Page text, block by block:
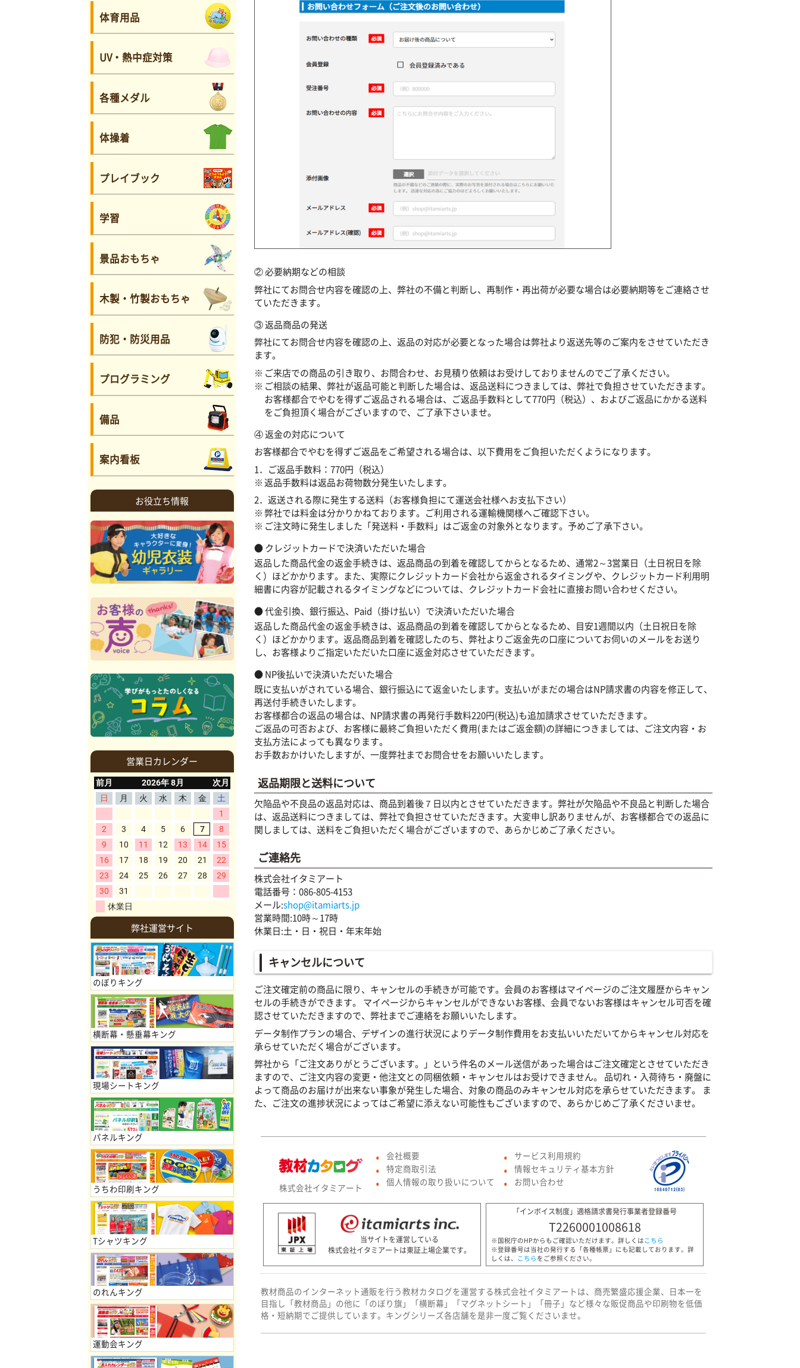
体育用品
UV・熱中症対策
各種メダル
体操着
プレイブック
学習
景品おもちゃ
木製・竹製おもちゃ
防犯・防災用品
プログラミング
備品
案内看板
お役立ち情報
営業日カレンダー
弊社運営サイト
のぼりキング
横断幕・懸垂幕キング
現場シートキング
パネルキング
うちわ印刷キング
Tシャツキング
のれんキング
運動会キング
② 必要納期などの相談
弊社にてお問合せ内容を確認の上、弊社の不備と判断し、再制作・再出荷が必要な場合は必要納期等をご連絡させ
ていただきます。
③ 返品商品の発送
弊社にてお問合せ内容を確認の上、返品の対応が必要となった場合は弊社より返送先等のご案内をさせていただき
ます。
ご来店での商品の引き取り、お問合わせ、お見積り依頼はお受けしておりませんのでご了承ください。
ご相談の結果、弊社が返品可能と判断した場合は、返品送料につきましては、弊社で負担させていただきます。
お客様都合でやむを得ずご返品される場合は、ご返品手数料として770円（税込）、およびご返品にかかる送料
をご負担頂く場合がございますので、ご了承下さいませ。
④ 返金の対応について
お客様都合でやむを得ずご返品をご希望される場合は、以下費用をご負担いただくようになります。
1．ご返品手数料：770円（税込）
返品手数料は返品お荷物数分発生いたします。
2．返送される際に発生する送料（お客様負担にて運送会社様へお支払下さい）
弊社では料金は分かりかねております。ご利用される運輸機関様へご確認下さい。
ご注文時に発生しました「発送料・手数料」はご返金の対象外となります。予めご了承下さい。
クレジットカードで決済いただいた場合
返品した商品代金の返金手続きは、返品商品の到着を確認してからとなるため、通常2～3営業日（土日祝日を除
く）ほどかかります。また、実際にクレジットカード会社から返金されるタイミングや、クレジットカード利用明
細書に内容が記載されるタイミングなどについては、クレジットカード会社に直接お問い合わせください。
代金引換、銀行振込、Paid（掛け払い）で決済いただいた場合
返品した商品代金の返金手続きは、返品商品の到着を確認してからとなるため、目安1週間以内（土日祝日を除
く）ほどかかります。返品商品到着を確認したのち、弊社よりご返金先の口座についてお伺いのメールをお送り
し、お客様よりご指定いただいた口座に返金対応させていただきます。
NP後払いで決済いただいた場合
既に支払いがされている場合、銀行振込にて返金いたします。支払いがまだの場合はNP請求書の内容を修正して、
再送付手続きいたします。
お客様都合の返品の場合は、NP請求書の再発行手数料220円(税込)も追加請求させていただきます。
ご返品の可否および、お客様に最終ご負担いただく費用(またはご返金額)の詳細につきましては、ご注文内容・お
支払方法によっても異なります。
お手数おかけいたしますが、一度弊社までお問合せをお願いいたします。
返品期限と送料について
欠陥品や不良品の返品対応は、商品到着後７日以内とさせていただきます。弊社が欠陥品や不良品と判断した場合
は、返品送料につきましては、弊社で負担させていただきます。大変申し訳ありませんが、お客様都合での返品に
関しましては、送料をご負担いただく場合がございますので、あらかじめご了承ください。
ご連絡先
株式会社イタミアート
電話番号：086-805-4153
メール:shop@itamiarts.jp
営業時間:10時～17時
休業日:土・日・祝日・年末年始
キャンセルについて
ご注文確定前の商品に限り、キャンセルの手続きが可能です。会員のお客様はマイページのご注文履歴からキャン
セルの手続きができます。 マイページからキャンセルができないお客様、会員でないお客様はキャンセル可否を確
認させていただきますので、弊社までご連絡をお願いいたします。
データ制作プランの場合、デザインの進行状況によりデータ制作費用をお支払いいただいてからキャンセル対応を
承らせていただく場合がございます。
弊社から「ご注文ありがとうございます。」という件名のメール送信があった場合はご注文確定とさせていただき
ますので、ご注文内容の変更・他注文との同梱依頼・キャンセルはお受けできません。 品切れ・入荷待ち・廃盤に
よって商品のお届けが出来ない事象が発生した場合、対象の商品のみキャンセル対応を承らせていただきます。 ま
た、ご注文の進捗状況によってはご希望に添えない可能性もございますので、あらかじめご了承くださいませ。
株式会社イタミアート
● 会社概要
● 特定商取引法
● 個人情報の取り扱いについて
● サービス利用規約
● 情報セキュリティ基本方針
● お問い合わせ
当サイトを運営している
株式会社イタミアートは東証上場企業です。
「インボイス制度」適格請求書発行事業者登録番号
T2260001008618
※国税庁のHPからもご確認いただけます。詳しくは こちら
※登録番号は当社の発行する「各種帳票」にも記載しております。詳
しくは、
こちら をご参照ください。
教材商品のインターネット通販を行う教材カタログを運営する株式会社イタミアートは、商売繁盛応援企業、日本一を
目指し「教材商品」の他に「のぼり旗」「横断幕」「マグネットシート」「冊子」など様々な販促商品や印刷物を低価
格・短納期でご提供しています。キングシリーズ各店舗を是非一度ご覧くださいませ。